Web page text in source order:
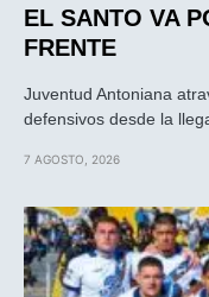
EL SANTO VA
FRENTE
Juventud Antoniana
defensivos desde la
7 AGOSTO, 2026